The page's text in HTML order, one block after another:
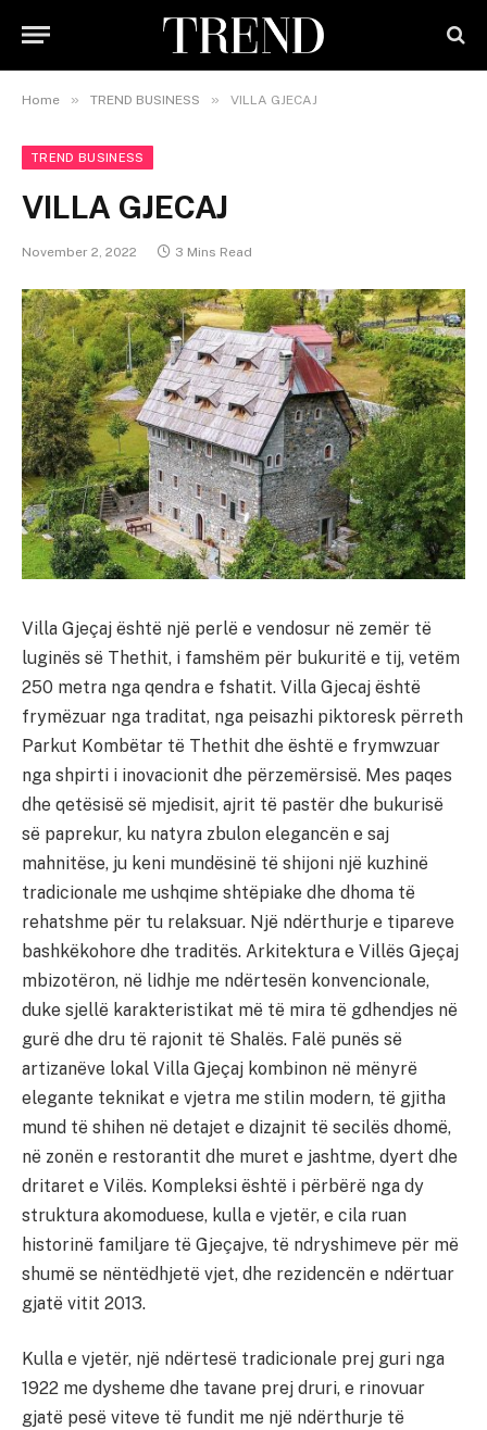
Home » TREND BUSINESS » VILLA GJECAJ
TREND BUSINESS
VILLA GJECAJ
November 2, 2022 3 Mins Read
Villa Gjeçaj është një perlë e vendosur në zemër të
luginës së Thethit, i famshëm për bukuritë e tij, vetëm
250 metra nga qendra e fshatit. Villa Gjecaj është
frymëzuar nga traditat, nga peisazhi piktoresk përreth
Parkut Kombëtar të Thethit dhe është e frymwzuar
nga shpirti i inovacionit dhe përzemërsisë. Mes paqes
dhe qetësisë së mjedisit, ajrit të pastër dhe bukurisë
së paprekur, ku natyra zbulon elegancën e saj
mahnitëse, ju keni mundësinë të shijoni një kuzhinë
tradicionale me ushqime shtëpiake dhe dhoma të
rehatshme për tu relaksuar. Një ndërthurje e tipareve
bashkëkohore dhe traditës. Arkitektura e Villës Gjeçaj
mbizotëron, në lidhje me ndërtesën konvencionale,
duke sjellë karakteristikat më të mira të gdhendjes në
gurë dhe dru të rajonit të Shalës. Falë punës së
artizanëve lokal Villa Gjeçaj kombinon në mënyrë
elegante teknikat e vjetra me stilin modern, të gjitha
mund të shihen në detajet e dizajnit të secilës dhomë,
në zonën e restorantit dhe muret e jashtme, dyert dhe
dritaret e Vilës. Kompleksi është i përbërë nga dy
struktura akomoduese, kulla e vjetër, e cila ruan
historinë familjare të Gjeçajve, të ndryshimeve për më
shumë se nëntëdhjetë vjet, dhe rezidencën e ndërtuar
gjatë vitit 2013.
Kulla e vjetër, një ndërtesë tradicionale prej guri nga
1922 me dysheme dhe tavane prej druri, e rinovuar
gjatë pesë viteve të fundit me një ndërthurje të